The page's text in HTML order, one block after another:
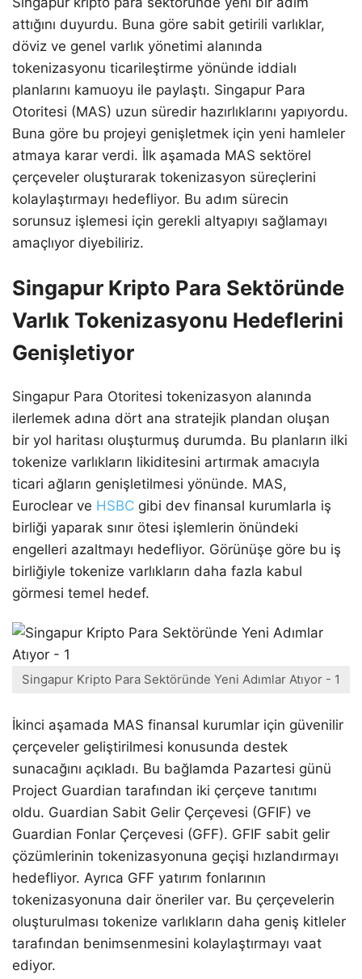
attığını duyurdu. Buna göre sabit getirili varlıklar,
döviz ve genel varlık yönetimi alanında
tokenizasyonu ticarileştirme yönünde iddialı
planlarını kamuoyu ile paylaştı. Singapur Para
Otoritesi (MAS) uzun süredir hazırlıklarını yapıyordu.
Buna göre bu projeyi genişletmek için yeni hamleler
atmaya karar verdi. İlk aşamada MAS sektörel
çerçeveler oluşturarak tokenizasyon süreçlerini
kolaylaştırmayı hedefliyor. Bu adım sürecin
sorunsuz işlemesi için gerekli altyapıyı sağlamayı
amaçlıyor diyebiliriz.
Singapur Kripto Para Sektöründe
Varlık Tokenizasyonu Hedeflerini
Genişletiyor
Singapur Para Otoritesi tokenizasyon alanında
ilerlemek adına dört ana stratejik plandan oluşan
bir yol haritası oluşturmuş durumda. Bu planların ilki
tokenize varlıkların likiditesini artırmak amacıyla
ticari ağların genişletilmesi yönünde. MAS,
Euroclear ve HSBC gibi dev finansal kurumlarla iş
birliği yaparak sınır ötesi işlemlerin önündeki
engelleri azaltmayı hedefliyor. Görünüşe göre bu iş
birliğiyle tokenize varlıkların daha fazla kabul
görmesi temel hedef.
Singapur Kripto Para Sektöründe Yeni Adımlar Atıyor - 1
İkinci aşamada MAS finansal kurumlar için güvenilir
çerçeveler geliştirilmesi konusunda destek
sunacağını açıkladı. Bu bağlamda Pazartesi günü
Project Guardian tarafından iki çerçeve tanıtımı
oldu. Guardian Sabit Gelir Çerçevesi (GFIF) ve
Guardian Fonlar Çerçevesi (GFF). GFIF sabit gelir
çözümlerinin tokenizasyonuna geçişi hızlandırmayı
hedefliyor. Ayrıca GFF yatırım fonlarının
tokenizasyonuna dair öneriler var. Bu çerçevelerin
oluşturulması tokenize varlıkların daha geniş kitleler
tarafından benimsenmesini kolaylaştırmayı vaat
ediyor.